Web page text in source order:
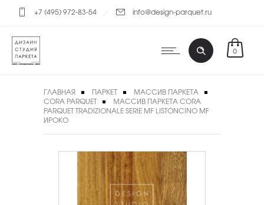
+7 (495) 972-83-54 info@design-parquet.ru
0
ГЛАВНАЯ ПАРКЕТ
МАССИВ ПАРКЕТА
CORA PARQUET
МАССИВ ПАРКЕТА CORA
PARQUET TRADIZIONALE SERIE MF LISTONCINO MF
ИРОКО